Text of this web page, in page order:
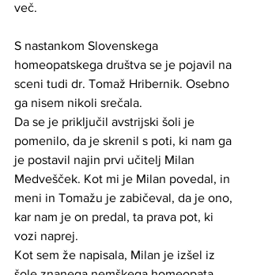
več.
S nastankom Slovenskega
homeopatskega društva se je pojavil na
sceni tudi dr. Tomaž Hribernik. Osebno
ga nisem nikoli srečala.
Da se je priključil avstrijski šoli je
pomenilo, da je skrenil s poti, ki nam ga
je postavil najin prvi učitelj Milan
Medvešček. Kot mi je Milan povedal, in
meni in Tomažu je zabičeval, da je ono,
kar nam je on predal, ta prava pot, ki
vozi naprej.
Kot sem že napisala, Milan je izšel iz